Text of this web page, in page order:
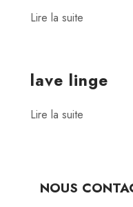
Lire la suite
lave linge
Lire la suite
NOUS